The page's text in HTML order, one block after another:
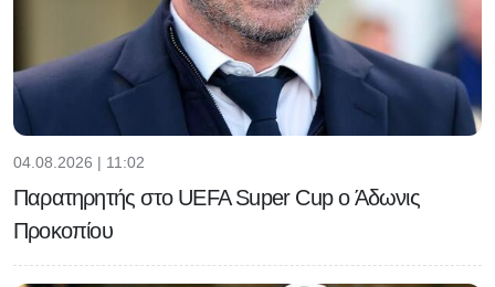
04.08.2026 | 11:02
Παρατηρητής στο UEFA Super Cup ο Άδωνις
Προκοπίου